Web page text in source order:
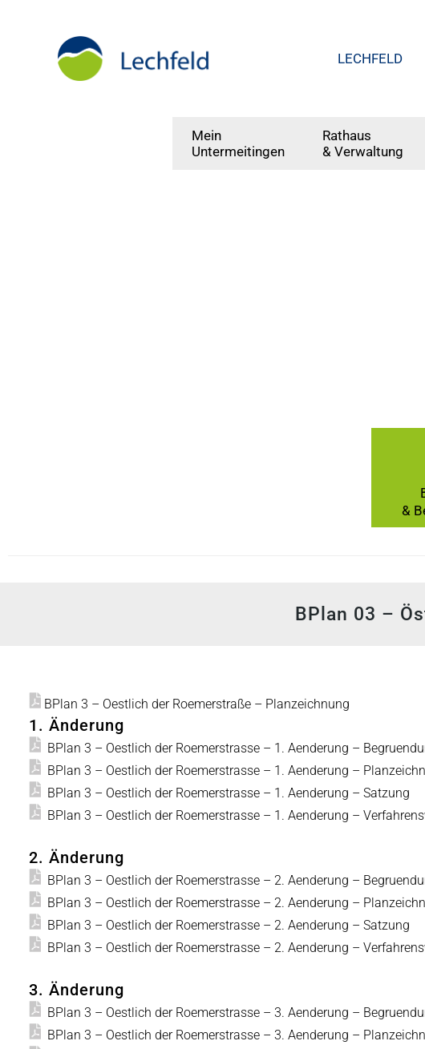
LECHFELD
Mein
Untermeitingen
Rathaus
& Verwaltung
&
BPlan 03 –
BPlan 3 – Oestlich der Roemerstraße – Planzeichnung
1. Änderung
BPlan 3 – Oestlich der Roemerstrasse – 1. Aenderung –
BPlan 3 – Oestlich der Roemerstrasse – 1. Aenderung –
BPlan 3 – Oestlich der Roemerstrasse – 1. Aenderung – Satzung
BPlan 3 – Oestlich der Roemerstrasse – 1. Aenderung –
2. Änderung
BPlan 3 – Oestlich der Roemerstrasse – 2. Aenderung –
BPlan 3 – Oestlich der Roemerstrasse – 2. Aenderung –
BPlan 3 – Oestlich der Roemerstrasse – 2. Aenderung – Satzung
BPlan 3 – Oestlich der Roemerstrasse – 2. Aenderung –
3. Änderung
BPlan 3 – Oestlich der Roemerstrasse – 3. Aenderung –
BPlan 3 – Oestlich der Roemerstrasse – 3. Aenderung –